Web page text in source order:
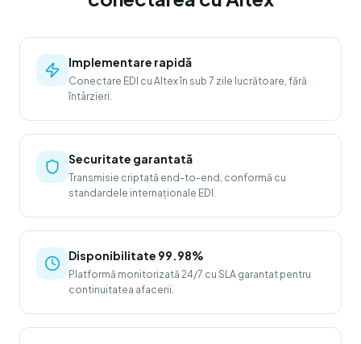
Implementare rapidă
Conectare EDI cu Altex în sub 7 zile lucrătoare, fără
întârzieri.
Securitate garantată
Transmisie criptată end-to-end, conformă cu
standardele internaționale EDI.
Disponibilitate 99.98%
Platformă monitorizată 24/7 cu SLA garantat pentru
continuitatea afacerii.